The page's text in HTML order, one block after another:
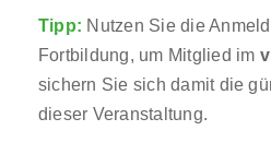
Tipp: Nutzen Sie die
Fortbildung, um Mitglied im
sichern Sie sich damit die
dieser Veranstaltung.